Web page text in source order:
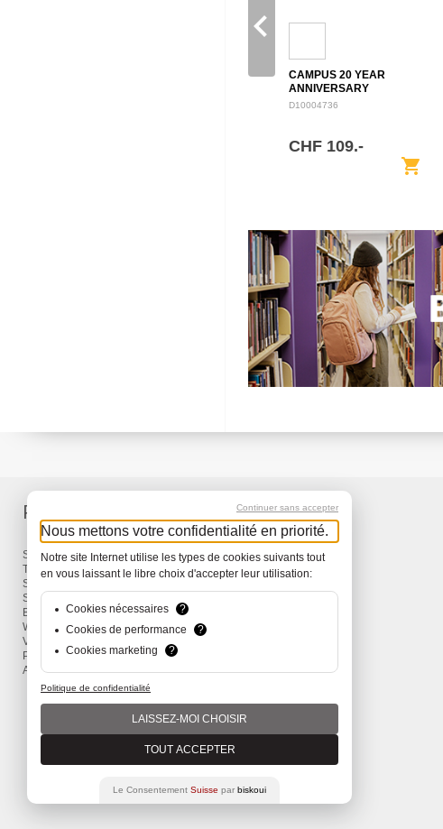
CAMPUS 20 YEAR
ANNIVERSARY
BACKPACK 28L
D10004736
CHF 109.-
shopping_cart
navigate_before
Produits
Sacs à dos et Sacs
Travel
Snow
Surf
Bike
Wind
Vêtements et Accessoires
Promotions
Actions
Services
Livraison
Garantie
Continuer sans accepter
Nous mettons votre confidentialité en priorité.
Notre site Internet utilise les types de cookies suivants tout
en vous laissant le libre choix d'accepter leur utilisation:
Cookies nécessaires
?
Cookies de performance
?
Cookies marketing
?
Politique de confidentialité
LAISSEZ-MOI CHOISIR
TOUT ACCEPTER
Le Consentement Suisse par biskoui